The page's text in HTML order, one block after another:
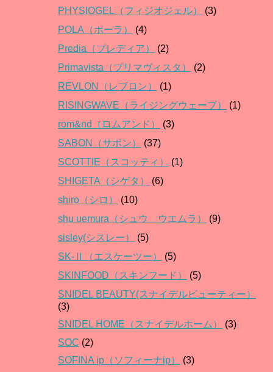
PHYSIOGEL（フィジオジェル）
(3)
POLA（ポーラ）
(4)
Predia（プレディア）
(2)
Primavista（プリマヴィスタ）
(2)
REVLON（レブロン）
(1)
RISINGWAVE（ライジングウェーブ）
(1)
rom&nd（ロムアンド）
(3)
SABON（サボン）
(37)
SCOTTIE（スコッティ）
(1)
SHIGETA（シゲタ）
(6)
shiro（シロ）
(10)
shu uemura（シュウ ウエムラ）
(9)
sisley(シスレー）
(5)
SK-Ⅱ（エスケーツー）
(5)
SKINFOOD（スキンフード）
(5)
SNIDEL BEAUTY(スナイデルビューティー）
(3)
SNIDEL HOME（スナイデルホーム）
(3)
SOC (2)
SOFINA ip（ソフィーナip）
(3)